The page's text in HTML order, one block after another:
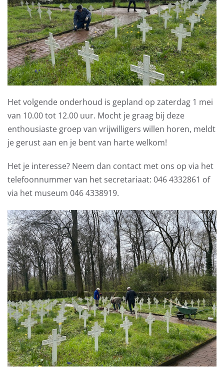
Het volgende onderhoud is gepland op zaterdag 1 mei
van 10.00 tot 12.00 uur. Mocht je graag bij deze
enthousiaste groep van vrijwilligers willen horen, meldt
je gerust aan en je bent van harte welkom!
Het je interesse? Neem dan contact met ons op via het
telefoonnummer van het secretariaat: 046 4332861 of
via het museum 046 4338919.